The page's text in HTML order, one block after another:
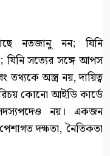
নতজানু নন; যিনি
যিনি সত্যের সঙ্গে আপস
তথ্যকে অস্ত্র নয়, দায়িত্ব
কোনো আইডি কার্ডে
নয়। একজন
দক্ষতা, নৈতিকতা